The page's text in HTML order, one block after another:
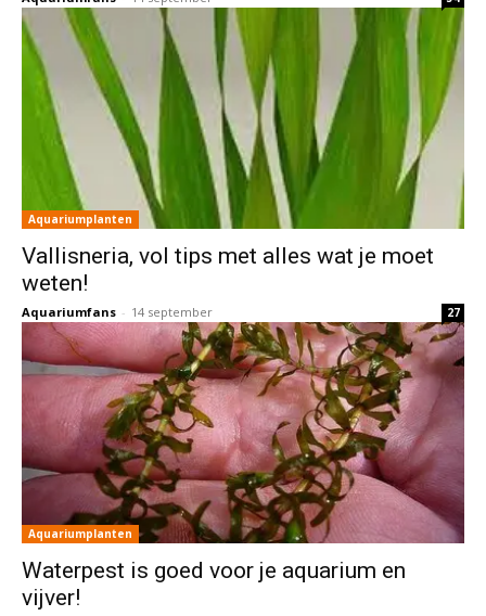
Aquariumplanten
Vallisneria, vol tips met alles wat je moet
weten!
Aquariumfans - 14 september 27
Aquariumplanten
Waterpest is goed voor je aquarium en
vijver!